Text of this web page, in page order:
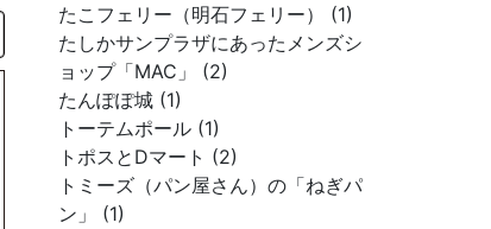
たこフェリー（明石フェリー） (1)
たしかサンプラザにあったメンズシ
ョップ「MAC」 (2)
たんぽぽ城 (1)
トーテムポール (1)
トポスとDマート (2)
トミーズ（パン屋さん）の「ねぎパ
ン」 (1)